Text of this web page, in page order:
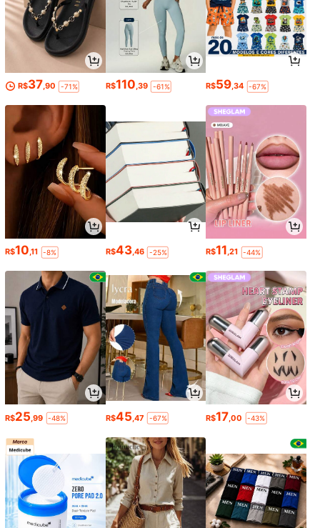
R$37,90 -71% R$110,39 -61% R$59,34 -67%
R$10,11 -8% R$43,46 -25% R$11,21 -44%
R$25 ,99 -48% R$45 ,47 -67% R$17 ,00 -43%